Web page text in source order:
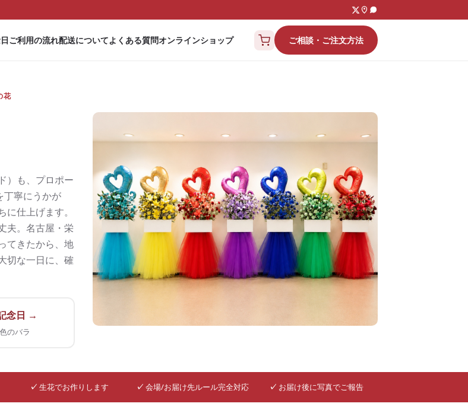
ご利用の流れ配送についてよくある質問オンラインショップ ご相談・ご注文方法
花
）も、プロポー
丁寧にうかが
仕上げます。
夫。名古屋・栄
てきたから、地
切な一日に、確
念日 →
のバラ
✓ 生花でお作りします ✓ 会場/お届け先ルール完全対応 ✓ お届け後に写真でご報告